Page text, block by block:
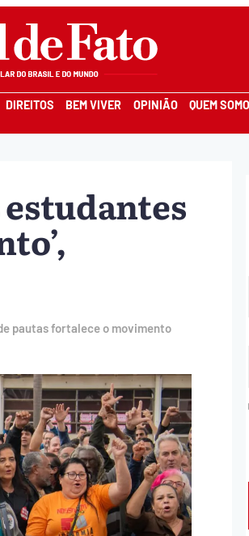
DIREITOS BEM VIVER OPINIÃO QUEM
estudantes
pautas fortalece o movimento